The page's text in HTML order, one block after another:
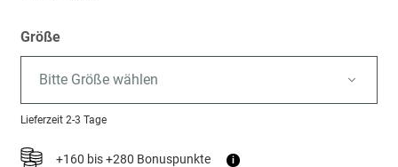
Größe
Bitte Größe wählen
Lieferzeit 2-3 Tage
+160 bis +280 Bonuspunkte i